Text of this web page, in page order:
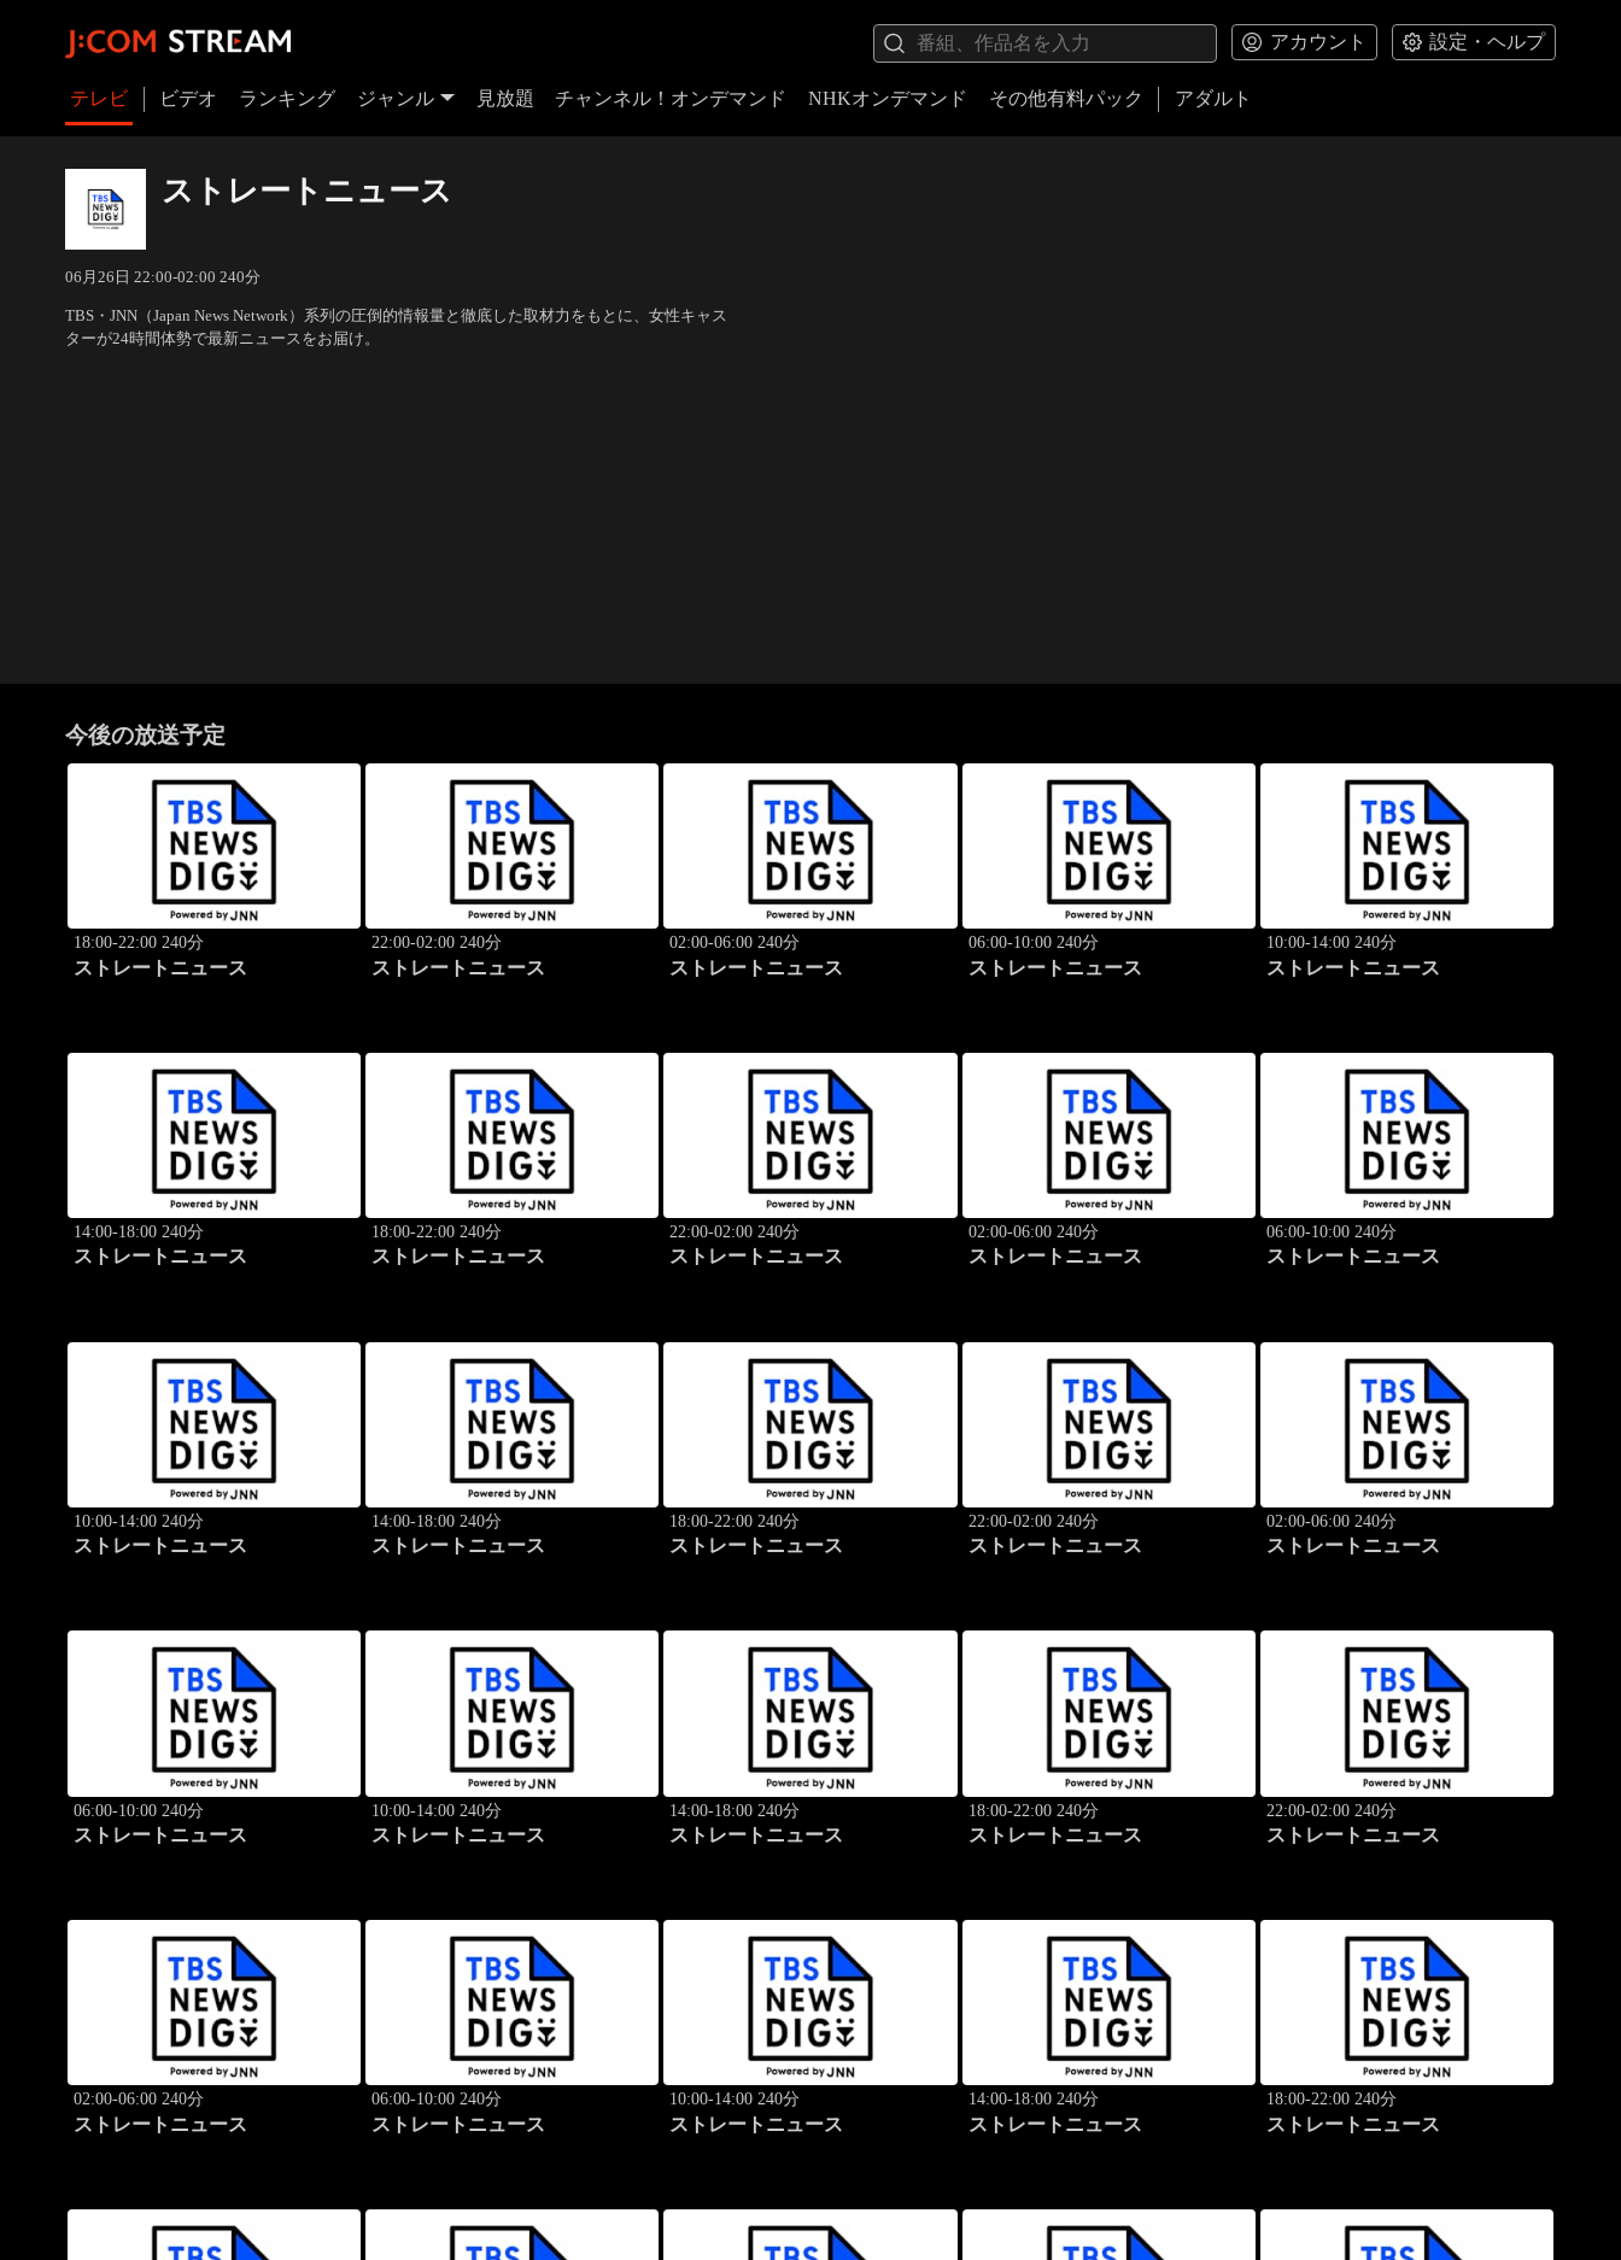
アカウント 設定・ヘルプ
テレビ ビデオ ランキング ジャンル 見放題 チャンネル！オンデマンド NHKオンデマンド その他有料パック アダルト
ストレートニュース
06月26日 22:00-02:00 240分
TBS・JNN（Japan News Network）系列の圧倒的情報量と徹底した取材力をもとに、女性キャス
ターが24時間体勢で最新ニュースをお届け。
今後の放送予定
18:00-22:00 240分
ストレートニュース
22:00-02:00 240分
ストレートニュース
02:00-06:00 240分
ストレートニュース
06:00-10:00 240分
ストレートニュース
10:00-14:00 240分
ストレートニュース
14:00-18:00 240分
ストレートニュース
18:00-22:00 240分
ストレートニュース
22:00-02:00 240分
ストレートニュース
02:00-06:00 240分
ストレートニュース
06:00-10:00 240分
ストレートニュース
10:00-14:00 240分
ストレートニュース
14:00-18:00 240分
ストレートニュース
18:00-22:00 240分
ストレートニュース
22:00-02:00 240分
ストレートニュース
02:00-06:00 240分
ストレートニュース
06:00-10:00 240分
ストレートニュース
10:00-14:00 240分
ストレートニュース
14:00-18:00 240分
ストレートニュース
18:00-22:00 240分
ストレートニュース
22:00-02:00 240分
ストレートニュース
02:00-06:00 240分
ストレートニュース
06:00-10:00 240分
ストレートニュース
10:00-14:00 240分
ストレートニュース
14:00-18:00 240分
ストレートニュース
18:00-22:00 240分
ストレートニュース